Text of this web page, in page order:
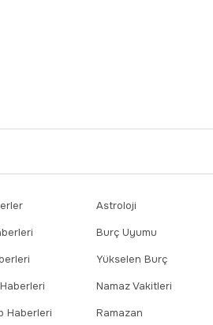
Haberleri
Astroloji
Burç Uyumu
Yükselen Burç
Namaz Vakitleri
Ramazan